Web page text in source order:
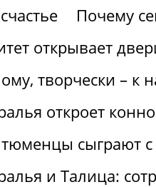
Почему
открывает
творчески – к
откроет
сыграют с
и Талица: